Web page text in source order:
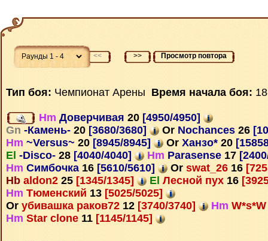
<< >> Просмотр повтора
Тип боя: Чемпионат Арены Время начала боя:
Hm Доверчивая 20 [4950/4950]
Gn -Камень- 20 [3680/3680] Or Nochances 26
Hm ~Versus~ 20 [8945/8945] Or Ханзо* 20
El -Disco- 28 [4040/4040] Hm Parasense 17
Hm Симбочка 16 [5610/5610] Or swat_26 16
Hb aldon2 25 [1345/1345] El Лесной пух 16
Hm Тюменский 13 [5025/5025]
Or убивашка раков72 12 [3740/3740] Hm
Hm Star clone 11 [1145/1145]